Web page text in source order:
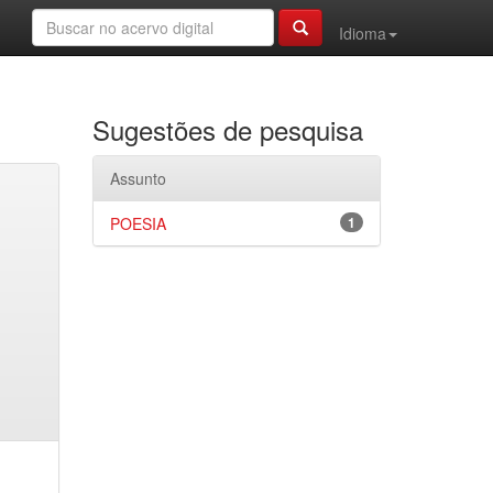
Idioma
Sugestões de pesquisa
Assunto
1
POESIA